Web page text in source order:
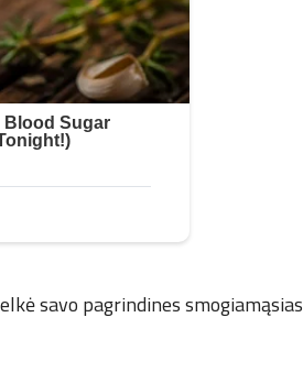
savo pagrindines smogiamąsias